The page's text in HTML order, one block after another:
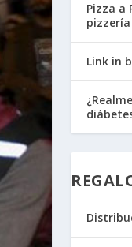
Pizza a
Link in